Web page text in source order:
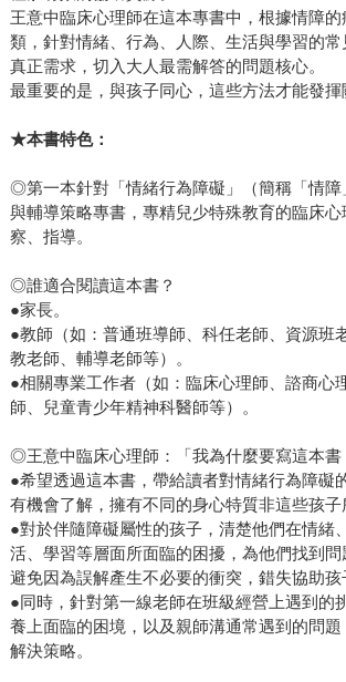
王意中臨床心理師在這本專書中，根據情障的
類，針對情緒、行為、人際、生活與學習的
真正需求，切入大人最需解答的問題核心。
最重要的是，與孩子同心，這些方法才能發揮
★本書特色：
◎第一本針對「情緒行為障礙」（簡稱「情障
與輔導策略專書，專精兒少特殊教育的臨床心
察、指導。
◎誰適合閱讀這本書？
●家長。
●教師（如：普通班導師、科任老師、資源班
教老師、輔導老師等）。
●相關專業工作者（如：臨床心理師、諮商心
師、兒童青少年精神科醫師等）。
◎王意中臨床心理師：「我為什麼要寫這本書
●希望透過這本書，帶給讀者對情緒行為障礙
有機會了解，擁有不同的身心特質非這些孩子
●對於伴隨障礙屬性的孩子，清楚他們在情緒
活、學習等層面所面臨的困擾，為他們找到問
避免因為誤解產生不必要的衝突，錯失協助孩
●同時，針對第一線老師在班級經營上遇到的
養上面臨的困境，以及親師溝通常遇到的問題
解決策略。